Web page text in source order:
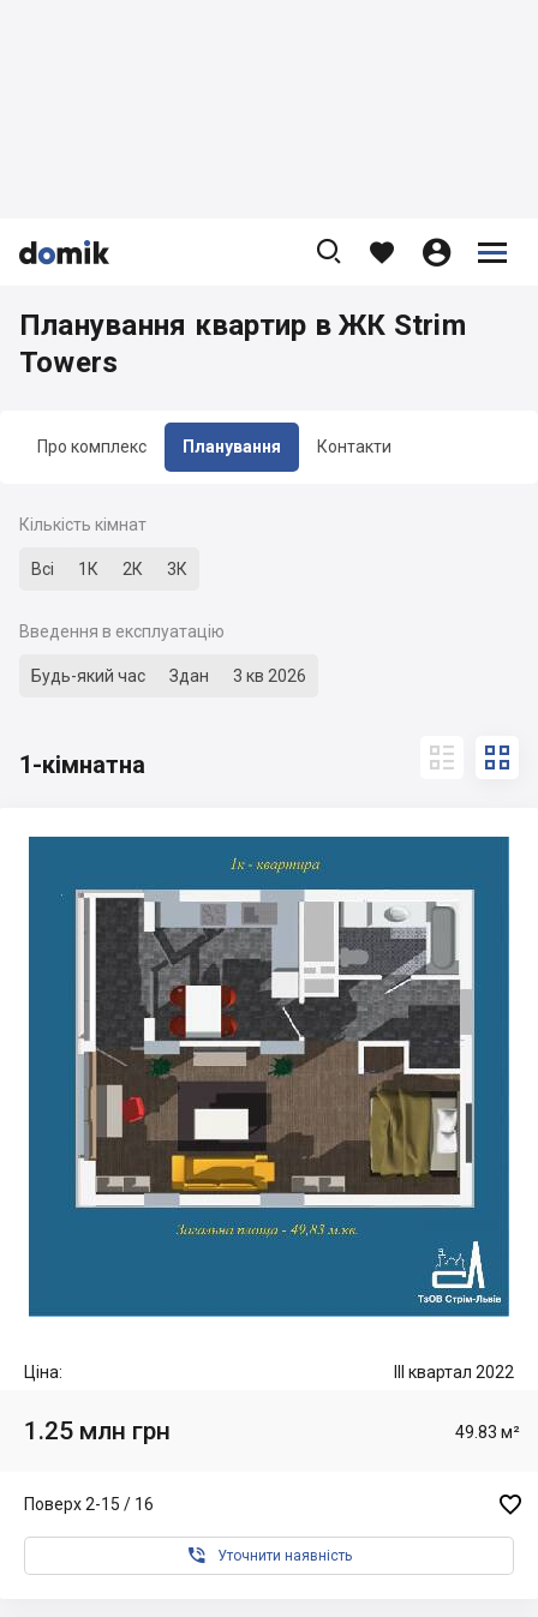


    


Про комплекс Планування Контакти
Планування квартир в ЖК Strim
Towers
Кількість кімнат
Всі 1К 2К 3К
Введення в експлуатацію
Будь-який час Здан 3 кв 2026
1-кімнатна  
Ціна: III квартал 2022
1.25 млн грн 49.83 м²
Поверх 2-15 / 16 
 Уточнити наявність